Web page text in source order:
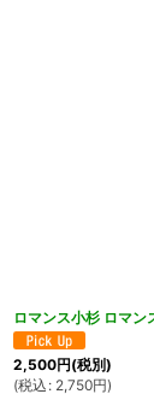
ロマンス小杉 ロマ
2,500円(税別)
(税込 : 2,750円)